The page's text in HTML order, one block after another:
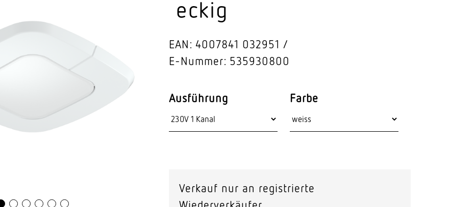
Video-Sensorik
eckig
EAN: 4007841 032951
E-Nummer: 535930800
Ausführung Farbe
Verkauf nur an registrierte